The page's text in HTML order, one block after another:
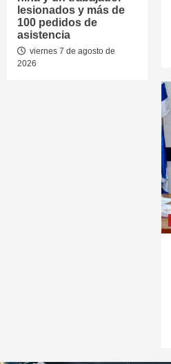
lesionados y más de
100 pedidos de
asistencia
viernes 7 de agosto de
2026